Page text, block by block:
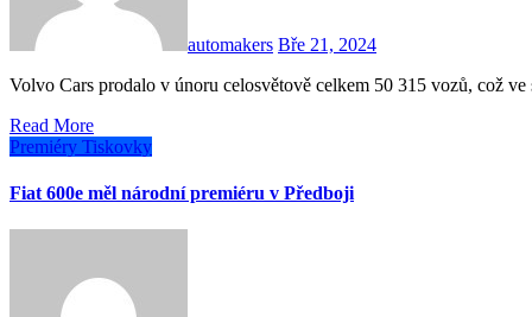
automakers Bře 21, 2024
Volvo Cars prodalo v únoru celosvětově celkem 50 315 vozů, což
Read More
Premiéry Tiskovky
Fiat 600e měl národní premiéru v Předboji